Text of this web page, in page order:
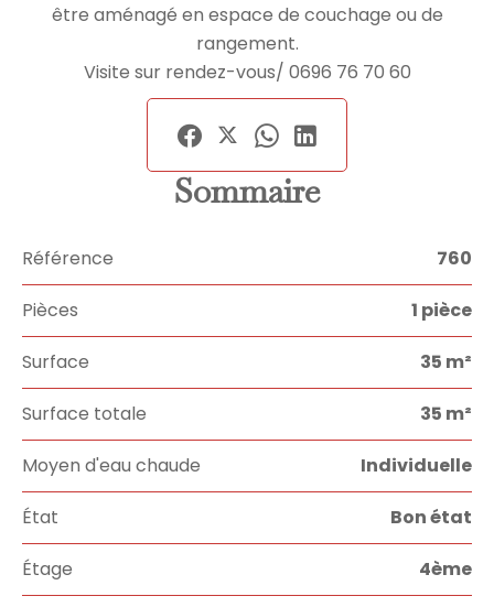
être aménagé en espace de couchage ou de
rangement.
Visite sur rendez-vous/ 0696 76 70 60
Sommaire
Référence 760
Pièces 1 pièce
Surface 35 m²
Surface totale 35 m²
Moyen d'eau chaude Individuelle
État Bon état
Étage 4ème